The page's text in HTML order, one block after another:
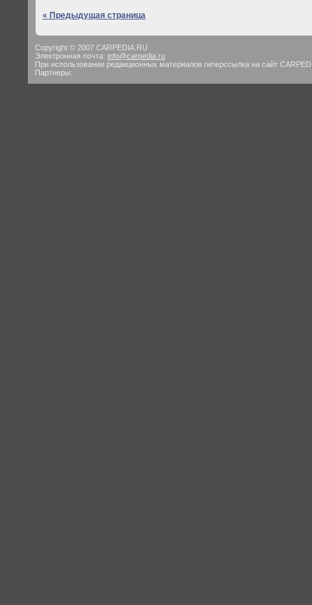
« Предыдущая страница
Copyright © 2007 CARPEDIA.RU
Электронная почта: info@carpedia.ru
При использовании редакционных материалов гиперссылка на сайт
Партнеры: